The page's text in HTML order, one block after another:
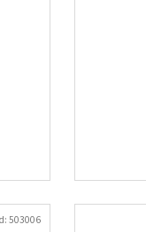
503006